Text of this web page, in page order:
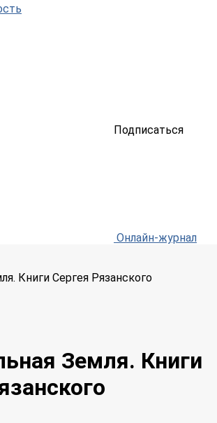
Подписаться
Онлайн-журнал
Книги Сергея Рязанского
Земля. Книги